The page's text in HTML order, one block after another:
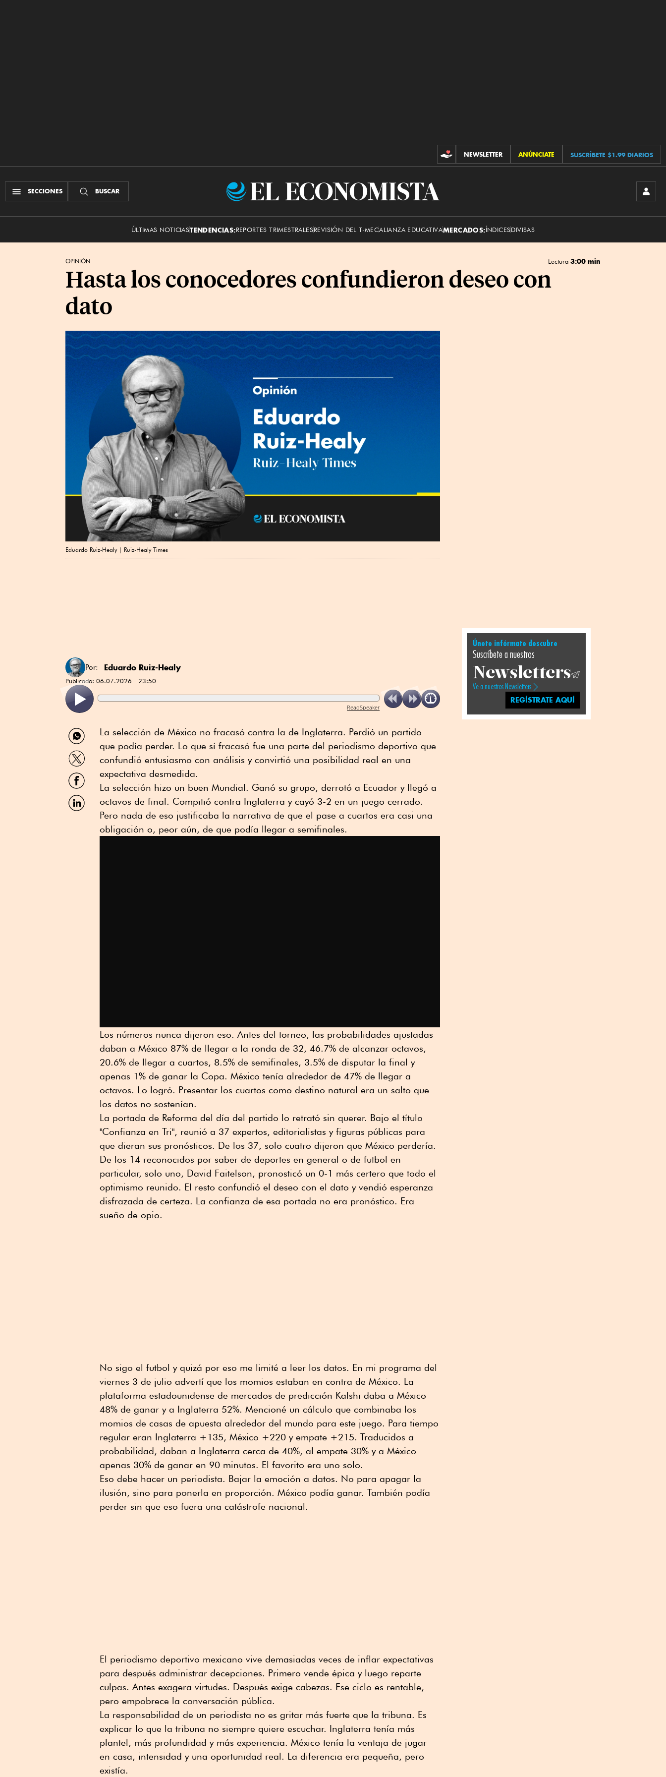
CONTRIBUCIONES
NEWSLETTER ANÚNCIATE SUSCRÍBETE $1.99 DIARIOS
SECCIONES BUSCAR
El
ÚLTIMAS NOTICIASTENDENCIAS:REPORTES TRIMESTRALESREVISIÓN DEL T-MECALIANZA EDUCATIVAMERCADOS:ÍNDICESDIVISAS
OPINIÓN Lectura 3:00 min
Hasta los conocedores confundieron deseo con
dato
Eduardo Ruiz-Healy | Ruiz-Healy Times
Por: Eduardo Ruiz-Healy
Publicado: 06.07.2026 - 23:50
ReadSpeaker
Compartir
por
WhatsApp
Compartir
por
Twitter
Compartir
por
Facebook
Compartir
por
La selección de México no fracasó contra la de Inglaterra. Perdió un partido
que podía perder. Lo que sí fracasó fue una parte del periodismo deportivo que
confundió entusiasmo con análisis y convirtió una posibilidad real en una
expectativa desmedida.
La selección hizo un buen Mundial. Ganó su grupo, derrotó a Ecuador y llegó a
octavos de final. Compitió contra Inglaterra y cayó 3-2 en un juego cerrado.
Pero nada de eso justificaba la narrativa de que el pase a cuartos era casi una
obligación o, peor aún, de que podía llegar a semifinales.
Los números nunca dijeron eso. Antes del torneo, las probabilidades ajustadas
daban a México 87% de llegar a la ronda de 32, 46.7% de alcanzar octavos,
20.6% de llegar a cuartos, 8.5% de semifinales, 3.5% de disputar la final y
apenas 1% de ganar la Copa. México tenía alrededor de 47% de llegar a
octavos. Lo logró. Presentar los cuartos como destino natural era un salto que
los datos no sostenían.
La portada de Reforma del día del partido lo retrató sin querer. Bajo el título
"Confianza en Tri", reunió a 37 expertos, editorialistas y figuras públicas para
que dieran sus pronósticos. De los 37, solo cuatro dijeron que México perdería.
De los 14 reconocidos por saber de deportes en general o de futbol en
particular, solo uno, David Faitelson, pronosticó un 0-1 más certero que todo el
optimismo reunido. El resto confundió el deseo con el dato y vendió esperanza
disfrazada de certeza. La confianza de esa portada no era pronóstico. Era
sueño de opio.
No sigo el futbol y quizá por eso me limité a leer los datos. En mi programa del
viernes 3 de julio advertí que los momios estaban en contra de México. La
plataforma estadounidense de mercados de predicción Kalshi daba a México
48% de ganar y a Inglaterra 52%. Mencioné un cálculo que combinaba los
momios de casas de apuesta alrededor del mundo para este juego. Para tiempo
regular eran Inglaterra +135, México +220 y empate +215. Traducidos a
probabilidad, daban a Inglaterra cerca de 40%, al empate 30% y a México
apenas 30% de ganar en 90 minutos. El favorito era uno solo.
Eso debe hacer un periodista. Bajar la emoción a datos. No para apagar la
ilusión, sino para ponerla en proporción. México podía ganar. También podía
perder sin que eso fuera una catástrofe nacional.
El periodismo deportivo mexicano vive demasiadas veces de inflar expectativas
para después administrar decepciones. Primero vende épica y luego reparte
culpas. Antes exagera virtudes. Después exige cabezas. Ese ciclo es rentable,
pero empobrece la conversación pública.
La responsabilidad de un periodista no es gritar más fuerte que la tribuna. Es
explicar lo que la tribuna no siempre quiere escuchar. Inglaterra tenía más
plantel, más profundidad y más experiencia. México tenía la ventaja de jugar
en casa, intensidad y una oportunidad real. La diferencia era pequeña, pero
existía.
Únete infórmate descubre
Suscríbete a nuestros
Newsletters
Ve a nuestros Newsletters
REGÍSTRATE AQUÍ